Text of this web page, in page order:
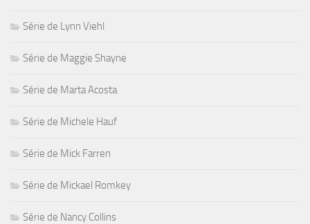
Série de Lynn Viehl
Série de Maggie Shayne
Série de Marta Acosta
Série de Michele Hauf
Série de Mick Farren
Série de Mickael Romkey
Série de Nancy Collins